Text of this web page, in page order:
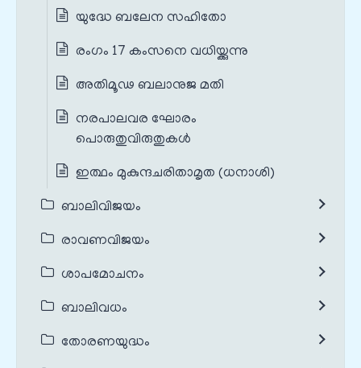
യുദ്ധേ ബലേന സഹിതോ
രംഗം 17 കംസനെ വധിയ്ക്കുന്നു
അതിമൂഢ ബലാനുജ മതി
നരപാലവര ഘോരം
പൊരുതുവിരുതുകൾ
ഇത്ഥം മുകുന്ദചരിതാമൃത (ധനാശി)
ബാലിവിജയം
രാവണവിജയം
ശാപമോചനം
ബാലിവധം
തോരണയുദ്ധം